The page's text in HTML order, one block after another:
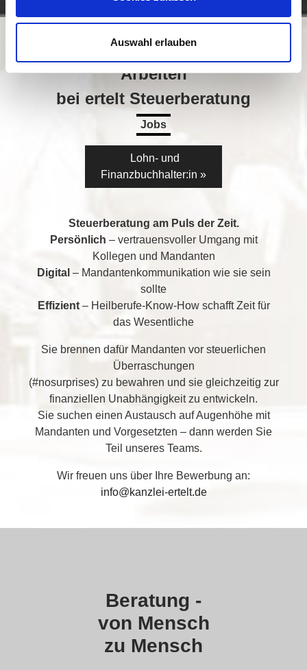
Auswahl erlauben
Arbeiten
bei ertelt Steuerberatung
Jobs
Lohn- und
Finanzbuchhalter:in »
Steuerberatung am Puls der Zeit.
Persönlich – vertrauensvoller Umgang mit
Kollegen und Mandanten
Digital – Mandantenkommunikation wie sie sein
sollte
Effizient– Heilberufe-Know-How schafft Zeit für
das Wesentliche
Sie brennen dafür Mandanten vor steuerlichen
Überraschungen
(#nosurprises) zu bewahren und sie gleichzeitig zur
finanziellen Unabhängigkeit zu entwickeln.
Sie suchen einen Austausch auf Augenhöhe mit
Mandanten und Vorgesetzten – dann werden Sie
Teil unseres Teams.
Wir freuen uns über Ihre Bewerbung an:
info@kanzlei-ertelt.de
Beratung -
von Mensch
zu Mensch